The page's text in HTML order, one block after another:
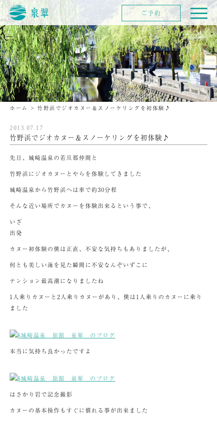
ホーム > 竹野浜でジオカヌー＆スノーケリングを初体験♪
2013.07.17
竹野浜でジオカヌー＆スノーケリングを初体験♪
先日、城崎温泉の若旦那仲間と
竹野浜にジオカヌーとやらを体験してきました
城崎温泉から竹野浜へは車で約30分程
そんな近い場所でカヌーを体験出来るという事で、
いざ
出発
カヌー初体験の僕は正直、不安な気持ちもありましたが、
何とも美しい海を見た瞬間に不安なんぞいずこに
テンション最高潮になりましたね
1人乗りカヌーと2人乗りカヌーがあり、僕は1人乗りのカヌーに乗り
ました
本当に気持ち良かったですよ
はさかり岩で記念撮影
カヌーの基本操作もすぐに慣れる事が出来ました
ご予約